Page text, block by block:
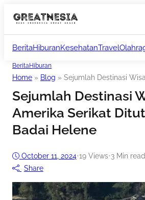
BeritaHiburanKesehatanTravel
Berita Hiburan
Home » Blog » Sejumlah Destinasi
Sejumlah Destinasi
Amerika Serikat
Badai Helene
October 11, 2024•19 Views•3 Min read
Share